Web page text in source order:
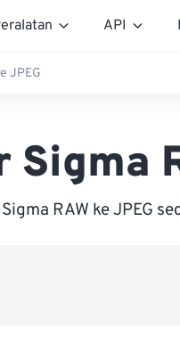
API
JPEG
RAW ke JPEG